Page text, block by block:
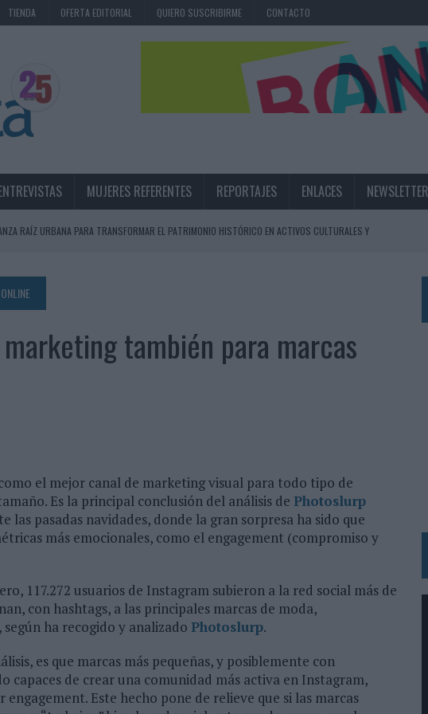
TIENDA OFERTA EDITORIAL QUIERO SUSCRIBIRME CONTACTO
MUJERES REFERENTES REPORTAJES ENLACES NEWSLETTER
RAÍZ URBANA PARA TRANSFORMAR EL PATRIMONIO HISTÓRICO EN ACTIVOS CULTURALES Y
PARAÍSO CANARIO EN SU ÚLTIMA CAMPAÑA INTERNACIONAL
CONSTRUCCIÓN DE MARCA A LARGO PLAZO Y LA MEDICIÓN SON DOS CARAS DE LA MISMA
PARA LOPESAN HOTELS & RESORTS
BOTELLA EN UNA OPORTUNIDAD DE INCLUSIÓN
DEL VERANO’
DEL AUDIO EN SU NUEVA CAMPAÑA GLOBAL DE MARCA
DE VML PARA MOVISTAR
A DISEÑAR SU PRÓXIMA CAMISETA FOREVER GREEN
AL UNIVERSO DE 'LOS SIMPSON'
FUNDADOR COMO AVAL DE SU CALIDAD
DE MARKETING Y COMUNICACIÓN EN EL SECTOR ASEGURADOR 2026
DE DUNKIN’
también para marcas
el mejor canal de marketing visual para todo tipo de
Es la principal conclusión del análisis de Photoslurp
las pasadas navidades, donde la gran sorpresa ha sido que
más emocionales, como el engagement (compromiso y
117.272 usuarios de Instagram subieron a la red social más de
con hashtags, a las principales marcas de moda,
ha recogido y analizado Photoslurp.
es que marcas más pequeñas, y posiblemente con
capaces de crear una comunidad más activa en Instagram,
Este hecho pone de relieve que si las marcas